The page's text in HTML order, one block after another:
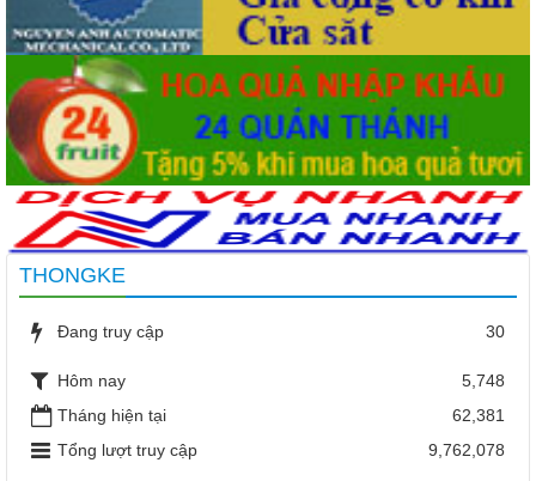
THONGKE
Đang truy cập 30
Hôm nay
5,748
Tháng hiện tại
62,381
Tổng lượt truy cập
9,762,078